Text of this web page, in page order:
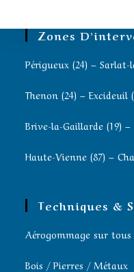
Zones
Périgueux (24) – Sarlat-
Thenon (24) – Excideuil
Brive-la-Gaillarde (19) –
Haute-Vienne (87) –
Techniques &
Aérogommage sur
Bois / Pierres / Métaux